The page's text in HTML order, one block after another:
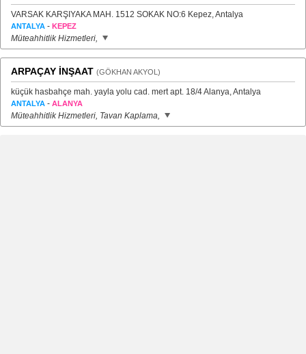
VARSAK KARŞIYAKA MAH. 1512 SOKAK NO:6 Kepez, Antalya
ANTALYA - KEPEZ
Müteahhitlik Hizmetleri,
ARPAÇAY İNŞAAT (GÖKHAN AKYOL)
küçük hasbahçe mah. yayla yolu cad. mert apt. 18/4 Alanya, Antalya
ANTALYA - ALANYA
Müteahhitlik Hizmetleri, Tavan Kaplama,